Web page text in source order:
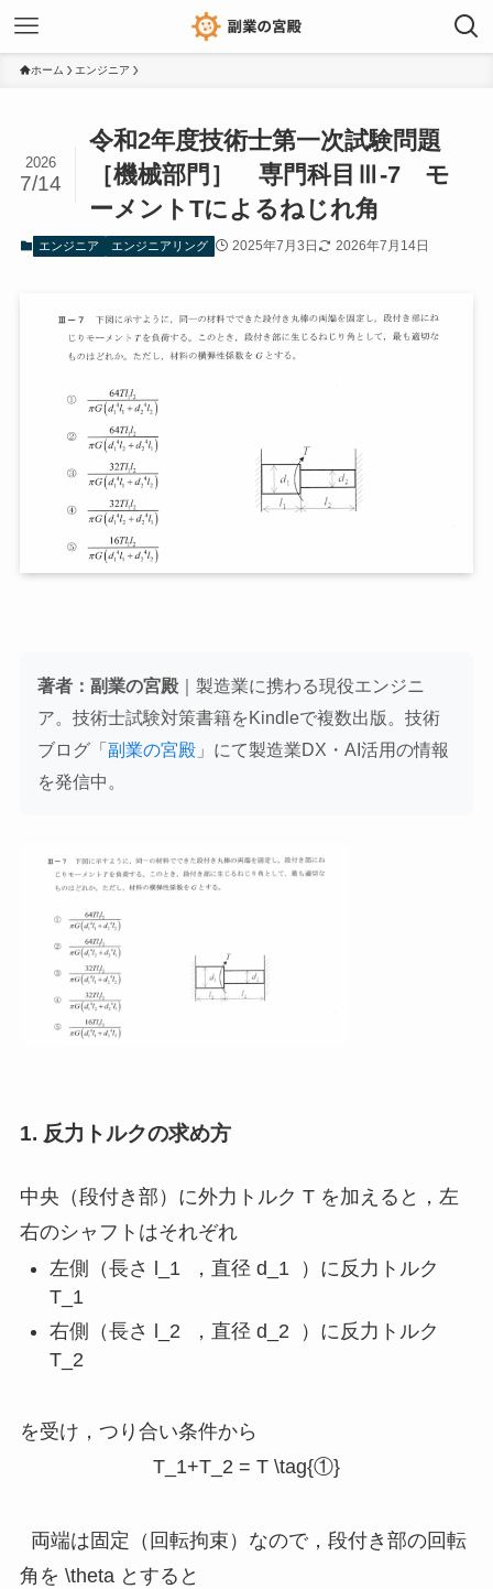
ホーム エンジニア
令和2年度技術士第一次試験問題
［機械部門］ 専門科目Ⅲ-7 モ
ーメントTによるねじれ角
2026
7/14
エンジニア エンジニアリング 2025年7月3日 2026年7月14日
著者：副業の宮殿｜製造業に携わる現役エンジニ
ア。技術士試験対策書籍をKindleで複数出版。技術
ブログ「副業の宮殿 」にて製造業DX・AI活用の情報
を発信中。
1. 反力トルクの求め方
中央（段付き部）に外力トルク Tを加えると，左
右のシャフトはそれぞれ
左側（長さ
l_1，直径 d_1）に反力トルク
T_1
右側（長さ l_2 ，直径 d_2 ）に反力トルク
T_2
を受け，つり合い条件から
T_1+T_2 = T \tag{①}
両端は固定（回転拘束）なので，段付き部の回転
角を \thetaとすると